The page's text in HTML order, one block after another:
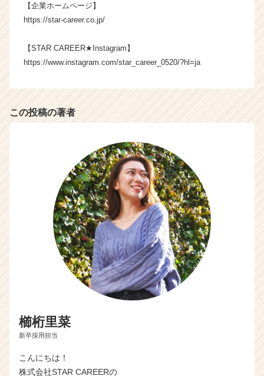
リ
（C
e
r）
【企業ホームページ】
https://star-career.co.jp/
【STAR CAREER★Instagram】
https://www.instagram.com/star_career_0520/?hl=ja
この投稿の著者
櫛桁里菜
新卒採用担当
こんにちは！
株式会社STAR CAREERの